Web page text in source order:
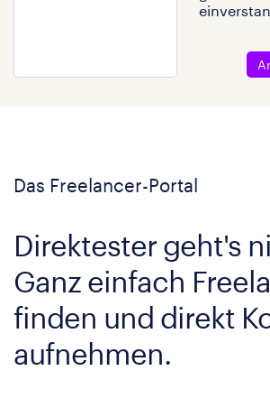
Das Freelancer-Portal
Direktester geht's
Ganz einfach
finden und direkt
aufnehmen.